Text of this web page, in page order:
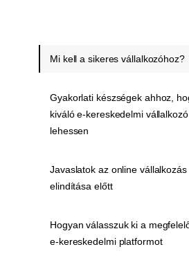
Mi kell a sikeres vállalkozóhoz?
Gyakorlati készségek ahhoz,
kiváló e-kereskedelmi vállalkozó
lehessen
Javaslatok az online vállalkozás
elindítása előtt
Hogyan válasszuk ki a
e-kereskedelmi platformot